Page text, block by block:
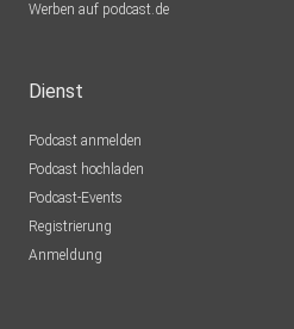
Werben auf podcast.de
Dienst
Podcast anmelden
Podcast hochladen
Podcast-Events
Registrierung
Anmeldung